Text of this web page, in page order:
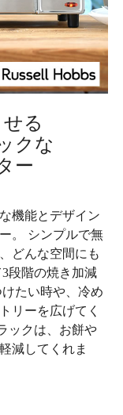
る
クな
ー
機能とデザイン
。 シンプルで無
どんな空間にも
段階の焼き加減
たい時や、冷め
リーを広げてく
ックは、お餅や
減してくれま